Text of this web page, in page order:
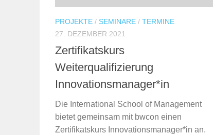
PROJEKTE / SEMINARE / TERMINE
27. DEZEMBER 2021
Zertifikatskurs
Weiterqualifizierung
Innovationsmanager*in
Die International School of Management
bietet gemeinsam mit bwcon einen
Zertifikatskurs Innovationsmanager*in an.